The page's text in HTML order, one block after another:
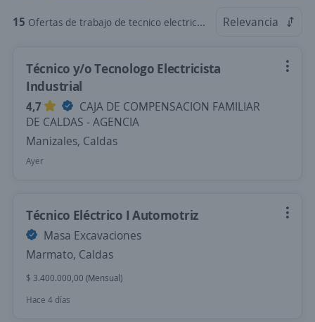
15 Ofertas de trabajo de tecnico electricista en Caldas Relevancia
Técnico y/o Tecnologo Electricista
Industrial
4,7
CAJA DE COMPENSACION FAMILIAR
DE CALDAS - AGENCIA
Manizales, Caldas
Ayer
Técnico Eléctrico I Automotriz
Masa Excavaciones
Marmato, Caldas
$ 3.400.000,00 (Mensual)
Hace 4 días